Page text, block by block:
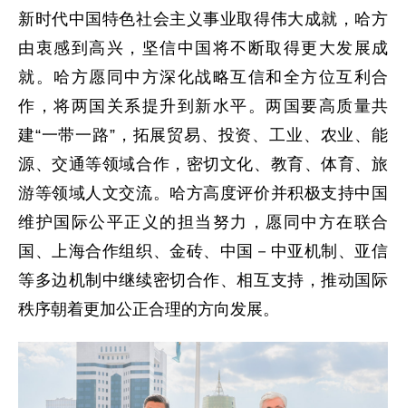
新时代中国特色社会主义事业取得伟大成就，哈方
由衷感到高兴，坚信中国将不断取得更大发展成
就。哈方愿同中方深化战略互信和全方位互利合
作，将两国关系提升到新水平。两国要高质量共
建“一带一路”，拓展贸易、投资、工业、农业、能
源、交通等领域合作，密切文化、教育、体育、旅
游等领域人文交流。哈方高度评价并积极支持中国
维护国际公平正义的担当努力，愿同中方在联合
国、上海合作组织、金砖、中国－中亚机制、亚信
等多边机制中继续密切合作、相互支持，推动国际
秩序朝着更加公正合理的方向发展。